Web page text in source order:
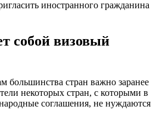
иностранного гражданина
собой визовый
большинства стран важно заранее
некоторых стран, с которыми в
соглашения, не нуждаются